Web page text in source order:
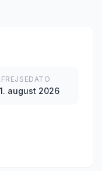
august 2026